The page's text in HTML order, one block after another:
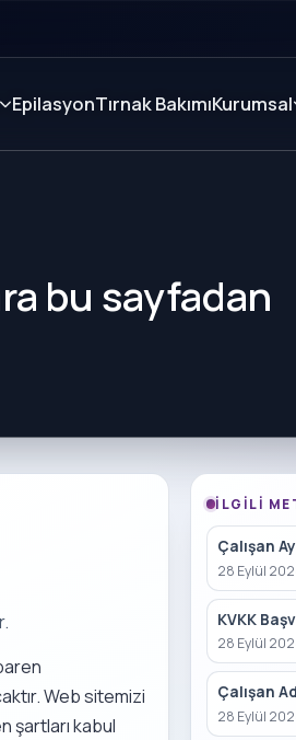
EpilasyonTırnak BakımıKurumsal
bu sayfadan
Web sitemizi
şartları kabul
İLGILI
Çalışan
28 Eylül
KVKK
28 Eylül
Çalışan
28 Eylül